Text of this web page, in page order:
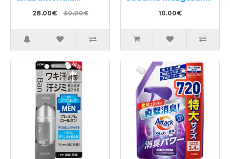
efektu, ar vieglu
citrusu aromātu
450ml
28.00€ 30.00€
ar ziedu aromātu,
pildviela 400ml
10.00€